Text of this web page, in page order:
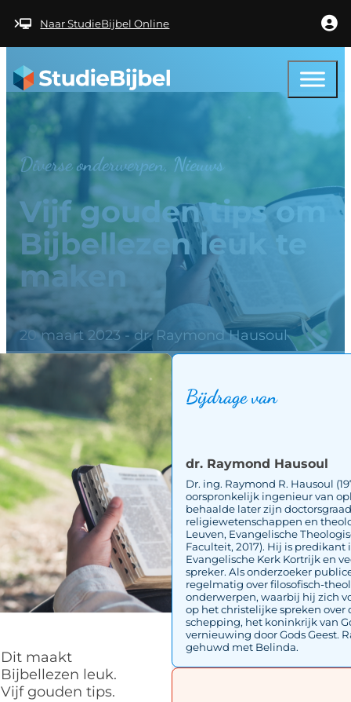
Naar StudieBijbel Online
Diverse onderwerpen, Nieuws
Vijf gouden tips om
Bijbellezen leuk te
maken
20 maart 2023 - dr. Raymond Hausoul
Dit maakt
Bijbellezen leuk.
Vijf gouden tips.
Bijdrage van
dr. Raymond Hausoul
Dr. ing. Raymond R. Hausoul
oorspronkelijk ingenieur van
behaalde later zijn
religiewetenschappen en
Leuven, Evangelische
Faculteit, 2017). Hij is predikant
Evangelische Kerk Kortrijk en
spreker. Als onderzoeker
regelmatig over filosofisch-
onderwerpen, waarbij hij zich
op het christelijke spreken over
schepping, het koninkrijk van
vernieuwing door Gods Geest.
gehuwd met Belinda.